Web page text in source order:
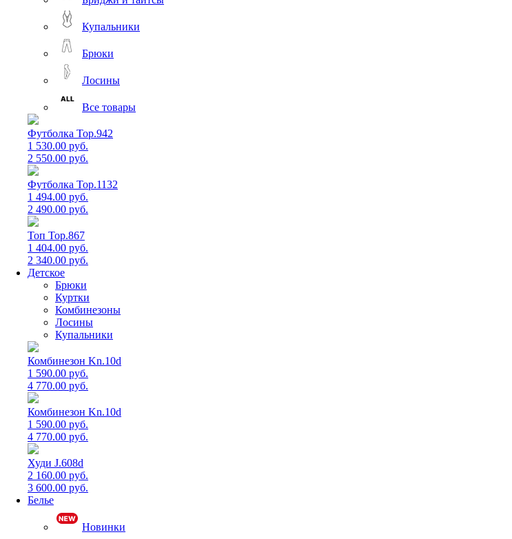
Купальники
Брюки
Лосины
Все товары
Футболка Top.942
1 530.00 руб.
2 550.00 руб.
Футболка Top.1132
1 494.00 руб.
2 490.00 руб.
Топ Top.867
1 404.00 руб.
2 340.00 руб.
Детское
Брюки
Куртки
Комбинезоны
Лосины
Купальники
Комбинезон Kn.10d
1 590.00 руб.
4 770.00 руб.
Комбинезон Kn.10d
1 590.00 руб.
4 770.00 руб.
Худи J.608d
2 160.00 руб.
3 600.00 руб.
Белье
Новинки